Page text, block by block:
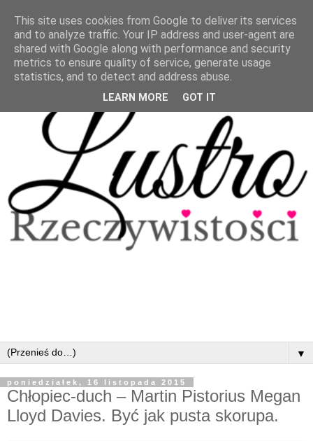
▼
poniedziałek, 16 listopada 2015
Chłopiec-duch – Martin Pistorius Megan
Lloyd Davies. Być jak pusta skorupa.
This site uses cookies from Google to deliver its services
and to analyze traffic. Your IP address and user-agent are
shared with Google along with performance and security
metrics to ensure quality of service, generate usage
statistics, and to detect and address abuse.
LEARN MORE GOT IT